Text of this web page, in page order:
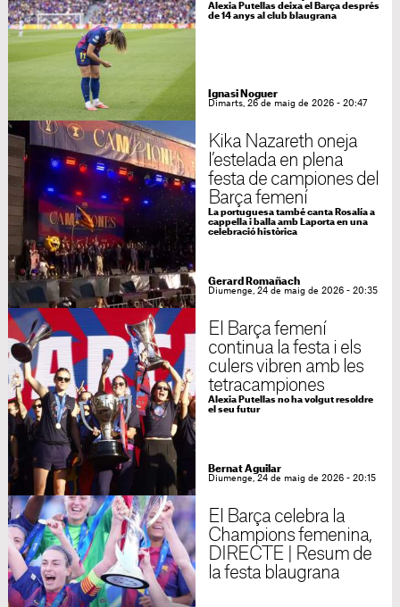
Alexia Putellas deixa el Barça després
de 14 anys al club blaugrana
Ignasi Noguer
Dimarts, 26 de maig de 2026 - 20:47
Kika Nazareth oneja
l’estelada en plena
festa de campiones del
Barça femení
La portuguesa també canta Rosalía a
cappella i balla amb Laporta en una
celebració històrica
Gerard Romañach
Diumenge, 24 de maig de 2026 - 20:35
El Barça femení
continua la festa i els
culers vibren amb les
tetracampiones
Alexia Putellas no ha volgut resoldre
el seu futur
Bernat Aguilar
Diumenge, 24 de maig de 2026 - 20:15
El Barça celebra la
Champions femenina,
DIRECTE | Resum de
la festa blaugrana